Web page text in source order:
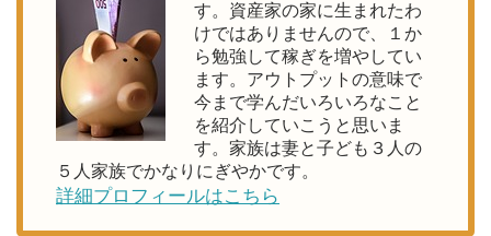
す。資産家の家に生まれたわ
けではありませんので、１か
ら勉強して稼ぎを増やしてい
ます。アウトプットの意味で
今まで学んだいろいろなこと
を紹介していこうと思いま
す。家族は妻と子ども３人の
５人家族でかなりにぎやかです。
詳細プロフィールはこちら